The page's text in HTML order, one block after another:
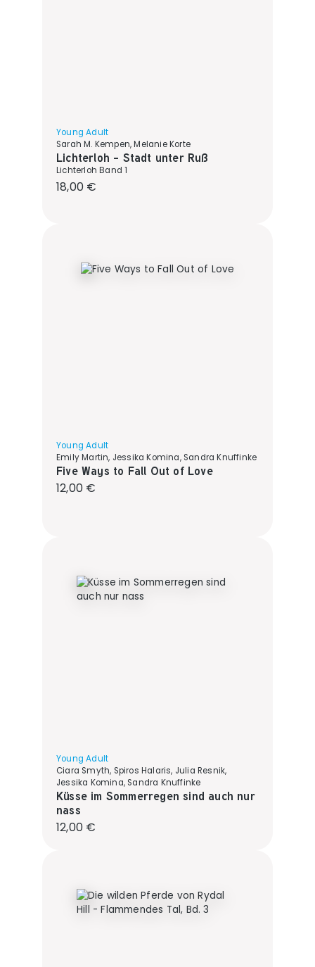
Young Adult
Sarah M. Kempen, Melanie Korte
Lichterloh - Stadt unter Ruß
Lichterloh Band 1
Regulärer Preis:
18,00 €
Young Adult
Emily Martin, Jessika Komina, Sandra Knuffinke
Five Ways to Fall Out of Love
Regulärer Preis:
12,00 €
Young Adult
Ciara Smyth, Spiros Halaris, Julia Resnik,
Jessika Komina, Sandra Knuffinke
Küsse im Sommerregen sind auch nur
nass
Regulärer Preis:
12,00 €